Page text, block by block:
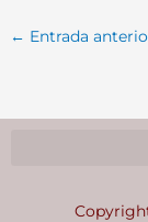
← Entrada